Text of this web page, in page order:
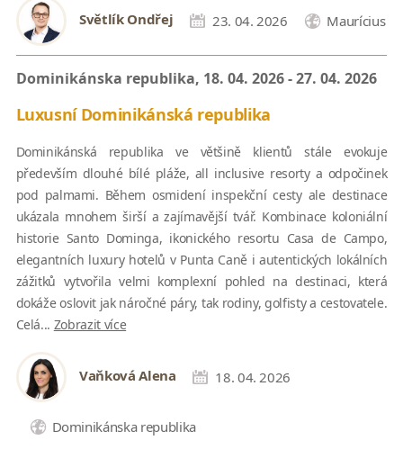
Světlík Ondřej 23. 04. 2026 Maurícius
Dominikánska republika, 18. 04. 2026 - 27. 04. 2026
Luxusní Dominikánská republika
Dominikánská republika ve většině klientů stále evokuje
především dlouhé bílé pláže, all inclusive resorty a odpočinek
pod palmami. Během osmidení inspekční cesty ale destinace
ukázala mnohem širší a zajímavější tvář. Kombinace koloniální
historie Santo Dominga, ikonického resortu Casa de Campo,
elegantních luxury hotelů v Punta Caně i autentických lokálních
zážitků vytvořila velmi komplexní pohled na destinaci, která
dokáže oslovit jak náročné páry, tak rodiny, golfisty a cestovatele.
Celá... Zobrazit více
Vaňková Alena 18. 04. 2026
Dominikánska republika